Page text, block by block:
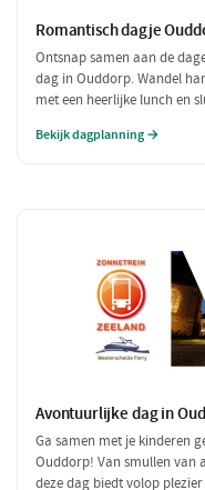
Romantisch dagje
Ontsnap samen aan de
dag in Ouddorp. Wandel
met een heerlijke lunch en
Bekijk dagplanning →
Avontuurlijke dag in
Ga samen met je kinderen
Ouddorp! Van smullen van
deze dag biedt volop